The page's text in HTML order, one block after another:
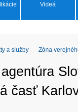
Videá
a služby
Zóna
časť